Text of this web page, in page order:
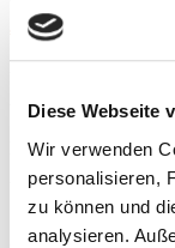
Diese Webseite
Wir verwenden
personalisieren,
zu können und
analysieren.
JETZT KONTAKT
Kontakt aufnehmen
und Sichtbarkeit
Lassen Sie uns
Unverbindliches
Sie wollenIhre